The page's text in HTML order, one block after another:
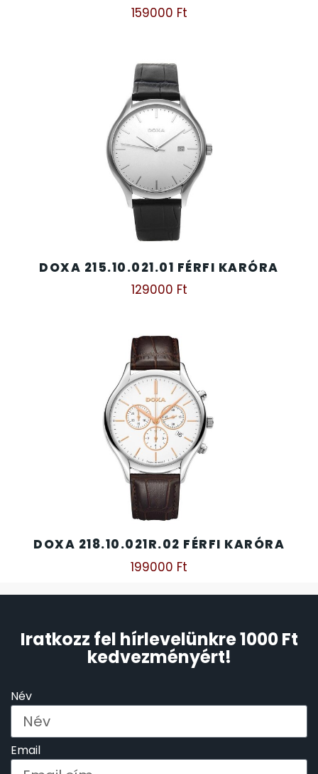
159000 Ft
DOXA 215.10.021.01 FÉRFI KARÓRA
129000 Ft
DOXA 218.10.021R.02 FÉRFI KARÓRA
199000 Ft
Iratkozz fel hírlevelünkre 1000 Ft
kedvezményért!
Név
Email